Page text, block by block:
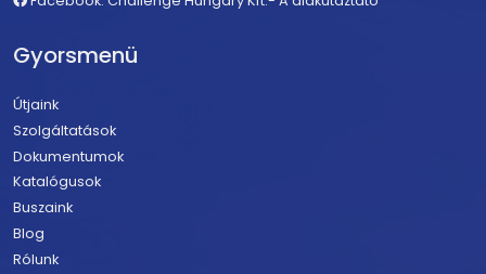
Gyorsmenü
Útjaink
Szolgáltatások
Dokumentumok
Katalógusok
Buszaink
Blog
Rólunk